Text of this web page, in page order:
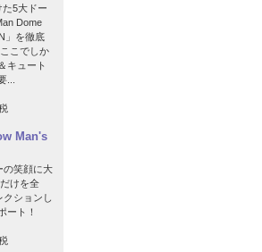
5大ドー
Dome
」を徹底
こでしか
キュート
...
Man's
の笑顔に大
けを全
クションし
ート！